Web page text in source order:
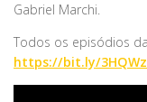
Gabriel Marchi.
Todos os episódios
https://bit.ly/